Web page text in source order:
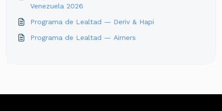
Venezuela 2026
Programa de Lealtad — Deriv & Hapi
Programa de Lealtad — Airners